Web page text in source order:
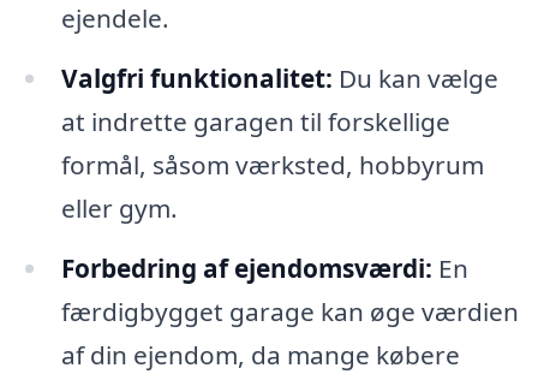
ejendele.
Valgfri funktionalitet: Du kan vælge
at indrette garagen til forskellige
formål, såsom værksted, hobbyrum
eller gym.
Forbedring af ejendomsværdi: En
færdigbygget garage kan øge værdien
af din ejendom, da mange købere